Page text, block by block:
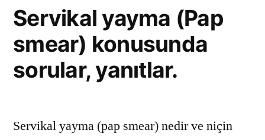
Servikal yayma (Pap
smear) konusunda
sorular, yanıtlar.
Servikal yayma (pap smear) nedir ve niçin